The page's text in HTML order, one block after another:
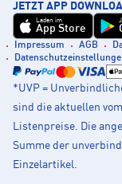
JETZT APP
Laden im
App Store
Impressum AGB
*UVP =
sind die aktuellen
Listenpreise. Die
Summe der
Einzelartikel.